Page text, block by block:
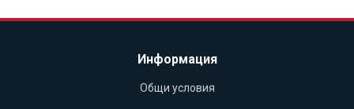
Информация
Общи условия